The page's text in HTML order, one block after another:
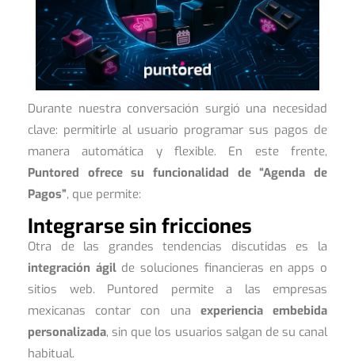
Durante nuestra conversación surgió una necesidad
clave: permitirle al usuario programar sus pagos de
manera automática y flexible. En este frente,
Puntored ofrece su funcionalidad de “Agenda de
Pagos”, que permite:
Integrarse sin fricciones
Otra de las grandes tendencias discutidas es la
integración ágilde soluciones financieras en apps o
sitios web. Puntored permite a las empresas
mexicanas contar con una experiencia embebida
personalizada, sin que los usuarios salgan de su canal
habitual.